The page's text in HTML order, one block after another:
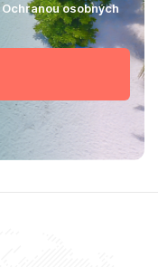
Ochranou osobných